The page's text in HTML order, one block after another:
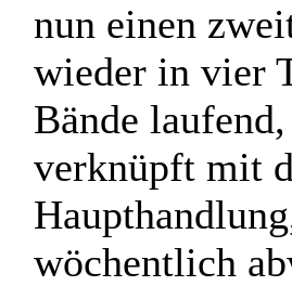
nun einen
wieder in vier
Bände
verknüpft mit
wöchentlich